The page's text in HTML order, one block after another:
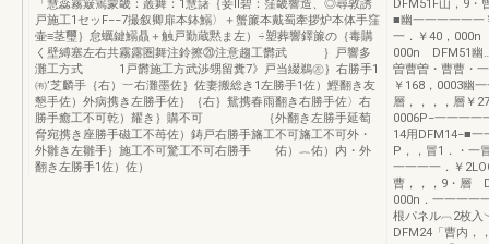
「慧蕊霧簸篶蒙畿：叢舞：1慧藷｛妾ll碧：窪畿響造、◎尋敦誘
戸施工1セッF−−7撮叙卿扉本鉢鰯〉＋蟹簾本戴蜀牽拶炉本体手窪
壷≡茎璽｝怠蠣鍵鰯贔＋触戸勤蔵黙ま左）÷塑葬響鐸簾の｛毒購
く壁縛塞左右共霧露圏舞注鈴擦⑳注意趨工欝武 ｝戸響多
灘工方式 1戸欝施工方武渉甥留糞7》戸当綴鵜㊧｝右勝手1
㈲’芝麟手｛右）︸右灘墨佐｝佐妻搬総き1左勝手1佐）鰹翻き友
懇手佐）外病携き左勝手佐｝｛右｝鴛携春雨翻き右勝手佐〉右
勝手癒工不可乾）耀き｝購不可 ｛外翻き左勝手延萄
脅宛携き座勝手磁工不苺佐）鋳戸右勝手旛工不可旛工不可外・
外雛き左雛手｝施工不可驚工不可右勝手 佑）︷佑）内・外
翻き左勝手1佐）佐）
DFM51F山，9
■幽一一一一一
一．￥40，000n
000n DFM51幽…
曽曹曽・曹曹・
￥168，0003幽
層，，，，層￥
0006P−一一一一
14用DFM14−■一
P，，冒1．・一
一一一一．￥
曹，，，9・層
000n．一一一一
根パネル︹2枚
DFM24「曹内，